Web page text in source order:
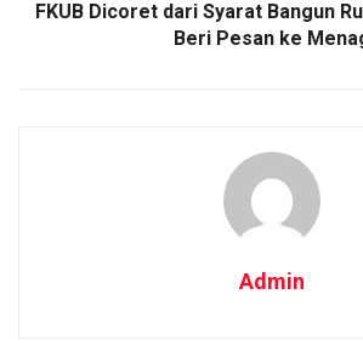
FKUB Dicoret dari Syarat Bangun
Beri Pesan ke
Admin